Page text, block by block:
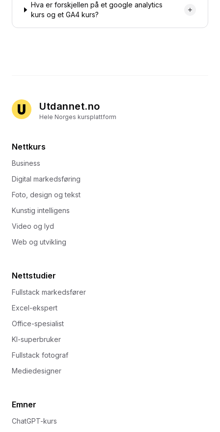
Hva er forskjellen på et google analytics
kurs og et GA4 kurs?
Utdannet.no
Hele Norges kursplattform
Nettkurs
Business
Digital markedsføring
Foto, design og tekst
Kunstig intelligens
Video og lyd
Web og utvikling
Nettstudier
Fullstack markedsfører
Excel-ekspert
Office-spesialist
KI-superbruker
Fullstack fotograf
Mediedesigner
Emner
ChatGPT-kurs